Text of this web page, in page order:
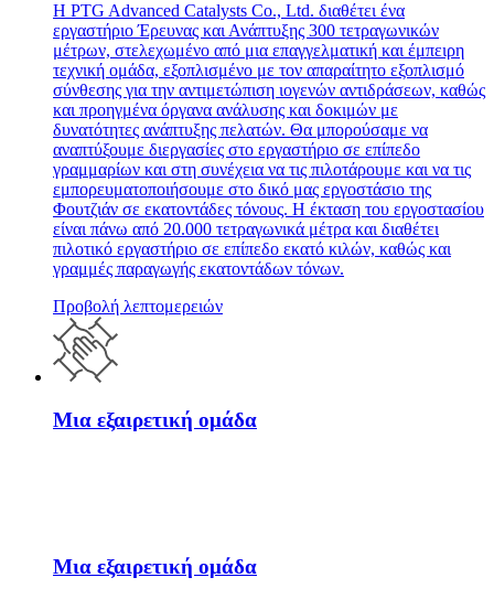
Η PTG Advanced Catalysts Co., Ltd. διαθέτει ένα
εργαστήριο Έρευνας και Ανάπτυξης 300 τετραγωνικών
μέτρων, στελεχωμένο από μια επαγγελματική και έμπειρη
τεχνική ομάδα, εξοπλισμένο με τον απαραίτητο εξοπλισμό
σύνθεσης για την αντιμετώπιση ιογενών αντιδράσεων, καθώς
και προηγμένα όργανα ανάλυσης και δοκιμών με
δυνατότητες ανάπτυξης πελατών. Θα μπορούσαμε να
αναπτύξουμε διεργασίες στο εργαστήριο σε επίπεδο
γραμμαρίων και στη συνέχεια να τις πιλοτάρουμε και να τις
εμπορευματοποιήσουμε στο δικό μας εργοστάσιο της
Φουτζιάν σε εκατοντάδες τόνους. Η έκταση του εργοστασίου
είναι πάνω από 20.000 τετραγωνικά μέτρα και διαθέτει
πιλοτικό εργαστήριο σε επίπεδο εκατό κιλών, καθώς και
γραμμές παραγωγής εκατοντάδων τόνων.
Προβολή λεπτομερειών
Μια εξαιρετική ομάδα
Μια εξαιρετική ομάδα